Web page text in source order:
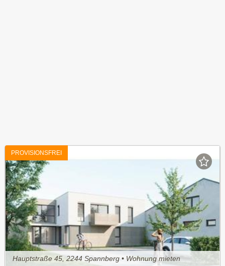
PROVISIONSFREI
Hauptstraße 45, 2244 Spannberg • Wohnung mieten